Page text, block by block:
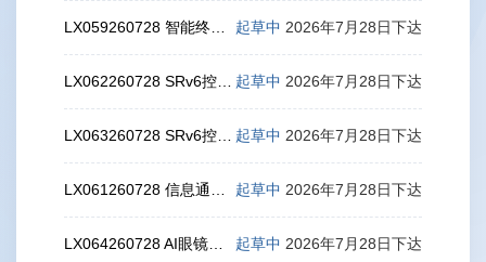
起草中 2026年7月28日下达
起草中 2026年7月28日下达
起草中 2026年7月28日下达
起草中 2026年7月28日下达
起草中 2026年7月28日下达